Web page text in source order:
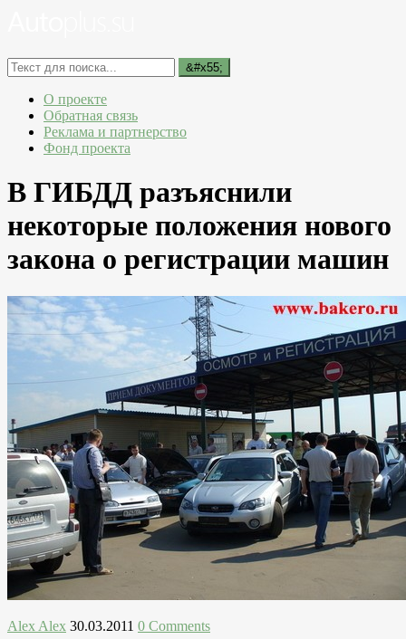
О проекте
Обратная связь
Реклама и партнерство
Фонд проекта
В ГИБДД разъяснили
некоторые положения нового
закона о регистрации машин
Alex Alex 30.03.2011 0 Comments